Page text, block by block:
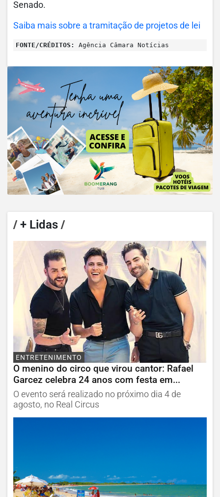
Senado.
Saiba mais sobre a tramitação de projetos de lei
FONTE/CRÉDITOS: Agência Câmara Notícias
/+ Lidas /
ENTRETENIMENTO
O menino do circo que virou cantor: Rafael
Garcez celebra 24 anos com festa em...
O evento será realizado no próximo dia 4 de
agosto, no Real Circus